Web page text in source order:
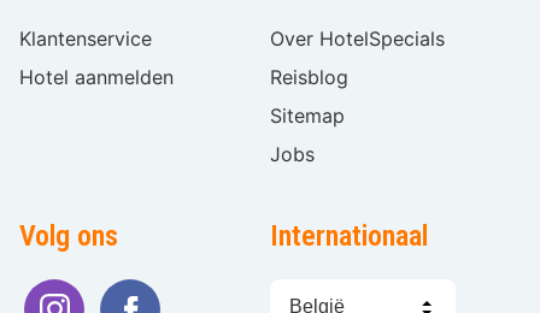
Klantenservice
Hotel aanmelden
Over HotelSpecials
Reisblog
Sitemap
Jobs
Volg ons Internationaal